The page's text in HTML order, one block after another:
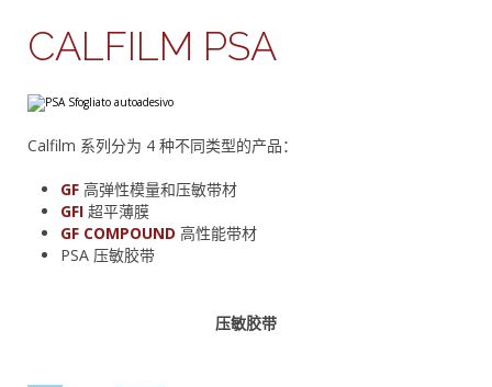
CALFILM PSA
Calfilm 系列分为 4 种不同类型的产品：
GF 高弹性模量和压敏带材
GFI 超平薄膜
GF COMPOUND 高性能带材
PSA 压敏胶带
压敏胶带